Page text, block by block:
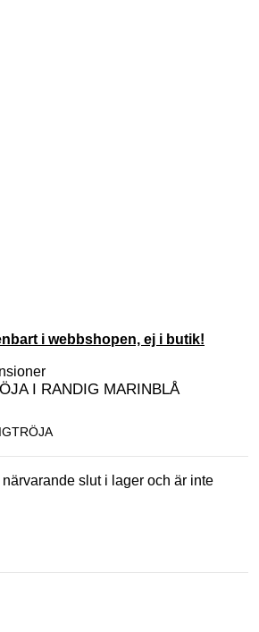
i webbshopen, ej i butik!
I RANDIG MARINBLÅ
slut i lager och är inte